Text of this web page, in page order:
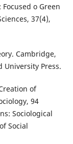
o Green
37(4),
Cambridge,
University Press.
of
94
Sociological
Social